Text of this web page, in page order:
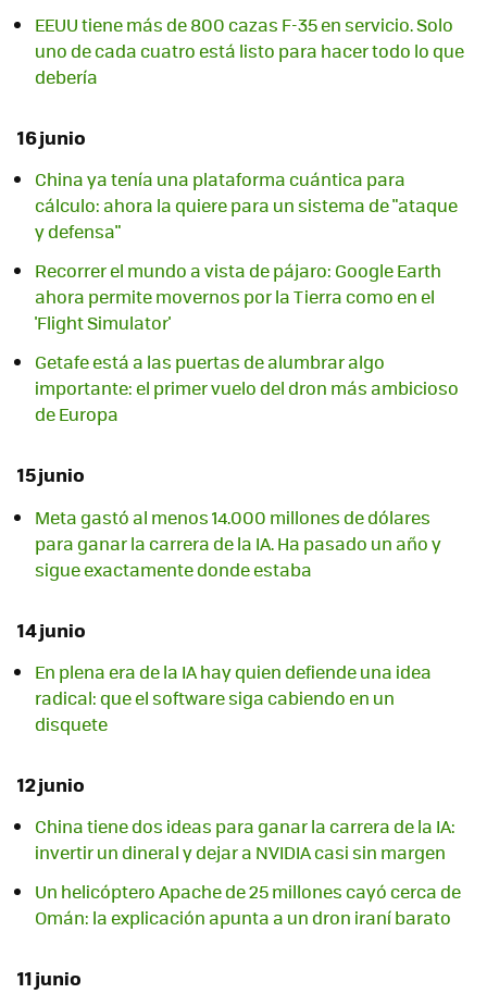
EEUU tiene más de 800 cazas F-35 en servicio. Solo
uno de cada cuatro está listo para hacer todo lo que
debería
16 junio
China ya tenía una plataforma cuántica para
cálculo: ahora la quiere para un sistema de "ataque
y defensa"
Recorrer el mundo a vista de pájaro: Google Earth
ahora permite movernos por la Tierra como en el
'Flight Simulator'
Getafe está a las puertas de alumbrar algo
importante: el primer vuelo del dron más ambicioso
de Europa
15 junio
Meta gastó al menos 14.000 millones de dólares
para ganar la carrera de la IA. Ha pasado un año y
sigue exactamente donde estaba
14 junio
En plena era de la IA hay quien defiende una idea
radical: que el software siga cabiendo en un
disquete
12 junio
China tiene dos ideas para ganar la carrera de la IA:
invertir un dineral y dejar a NVIDIA casi sin margen
Un helicóptero Apache de 25 millones cayó cerca de
Omán: la explicación apunta a un dron iraní barato
11 junio